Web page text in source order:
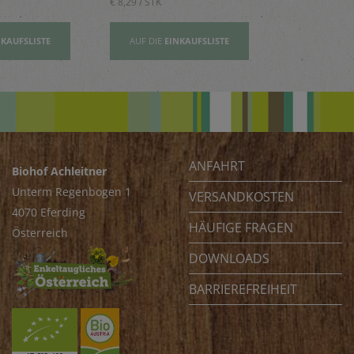
AUF DIE EINKAUFSLISTE
Biohof Achleitner
Unterm Regenbogen 1
4070 Eferding
Österreich
ANFAHRT
VERSANDKOSTEN
HÄUFIGE FRAGEN
DOWNLOADS
BARRIEREFREIHEIT